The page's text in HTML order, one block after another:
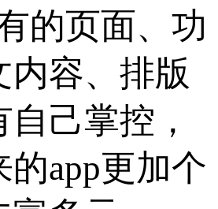
的页面、功
内容、排版
己掌控，
app更加个